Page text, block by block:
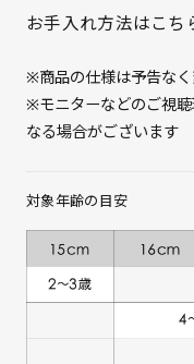
サイズを選択して
15cm 入荷お
16cm 入荷お
17cm
18cm × 在庫な
19cm 入荷お
お手入れ方法はこち
※商品の仕様は予告な
※モニターなどのご視
なる場合がございます
対象年齢の目安